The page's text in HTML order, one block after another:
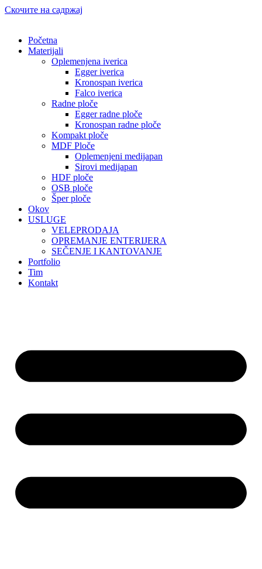
Скочите на садржај
Početna
Materijali
Oplemenjena iverica
Egger iverica
Kronospan iverica
Falco iverica
Radne ploče
Egger radne ploče
Kronospan radne ploče
Kompakt ploče
MDF Ploče
Oplemenjeni medijapan
Sirovi medijapan
HDF ploče
OSB ploče
Šper ploče
Okov
USLUGE
VELEPRODAJA
OPREMANJE ENTERIJERA
SEČENJE I KANTOVANJE
Portfolio
Tim
Kontakt